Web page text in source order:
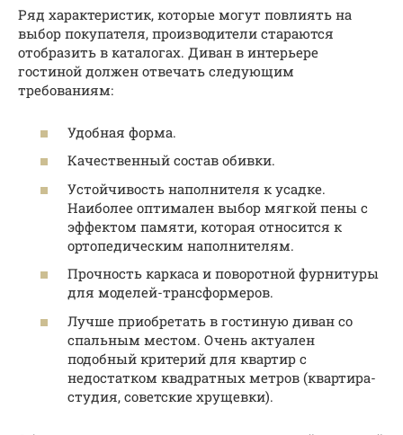
Ряд характеристик, которые могут повлиять на
выбор покупателя, производители стараются
отобразить в каталогах. Диван в интерьере
гостиной должен отвечать следующим
требованиям:
Удобная форма.
Качественный состав обивки.
Устойчивость наполнителя к усадке.
Наиболее оптимален выбор мягкой пены с
эффектом памяти, которая относится к
ортопедическим наполнителям.
Прочность каркаса и поворотной фурнитуры
для моделей-трансформеров.
Лучше приобретать в гостиную диван со
спальным местом. Очень актуален
подобный критерий для квартир с
недостатком квадратных метров (квартира-
студия, советские хрущевки).